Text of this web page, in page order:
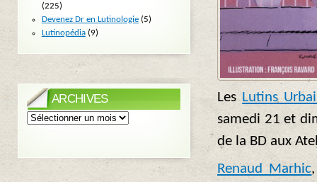
Les Lutins
samedi 21 et
de la BD aux
Renaud Marhic
(225)
Devenez Dr en Lutinologie(5)
Lutinopédia(9)
ARCHIVES
Archives